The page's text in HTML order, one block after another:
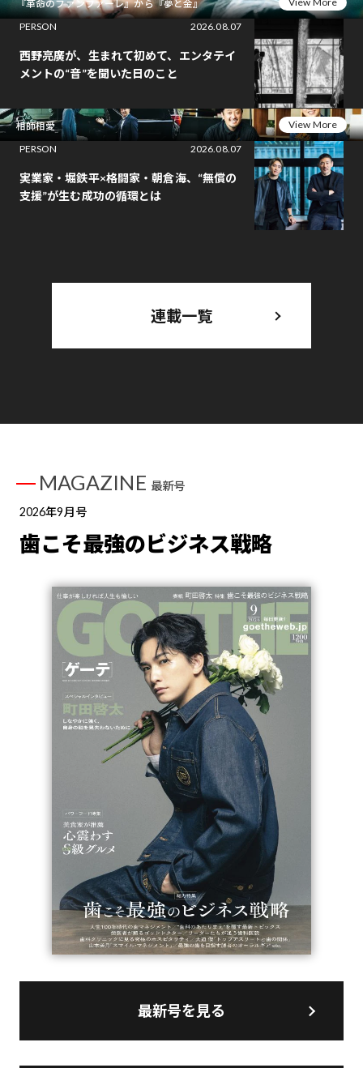
『革命のファンファーレ』から『夢と金』
PERSON
2026.08.07
西野亮廣が、生まれて初めて、エンタテイ
メントの“音”を聞いた日のこと
相師相愛
View More
PERSON
2026.08.07
実業家・堀鉄平×格闘家・朝倉海、“無償の
支援”が生む成功の循環とは
連載一覧
MAGAZINE 最新号
2026年9月号
歯こそ最強のビジネス戦略
最新号を見る